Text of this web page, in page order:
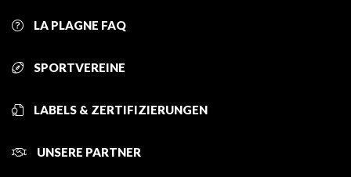
LA PLAGNE FAQ
SPORTVEREINE
LABELS & ZERTIFIZIERUNGEN
UNSERE PARTNER